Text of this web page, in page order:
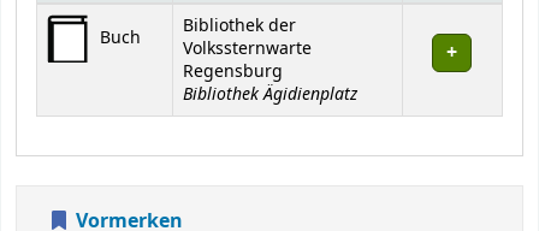
Exemplare
Buch
Bibliothek der
Volkssternwarte
Regensburg
Bibliothek Ägidienplatz
Vormerken